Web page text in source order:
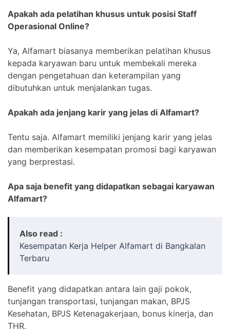
Apakah ada pelatihan khusus untuk posisi Staff
Operasional Online?
Ya, Alfamart biasanya memberikan pelatihan khusus
kepada karyawan baru untuk membekali mereka
dengan pengetahuan dan keterampilan yang
dibutuhkan untuk menjalankan tugas.
Apakah ada jenjang karir yang jelas di Alfamart?
Tentu saja. Alfamart memiliki jenjang karir yang jelas
dan memberikan kesempatan promosi bagi karyawan
yang berprestasi.
Apa saja benefit yang didapatkan sebagai karyawan
Alfamart?
Also read :
Kesempatan Kerja Helper Alfamart di Bangkalan
Terbaru
Benefit yang didapatkan antara lain gaji pokok,
tunjangan transportasi, tunjangan makan, BPJS
Kesehatan, BPJS Ketenagakerjaan, bonus kinerja, dan
THR.